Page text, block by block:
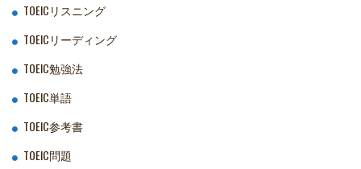
TOEICリスニング
TOEICリーディング
TOEIC勉強法
TOEIC単語
TOEIC参考書
TOEIC問題